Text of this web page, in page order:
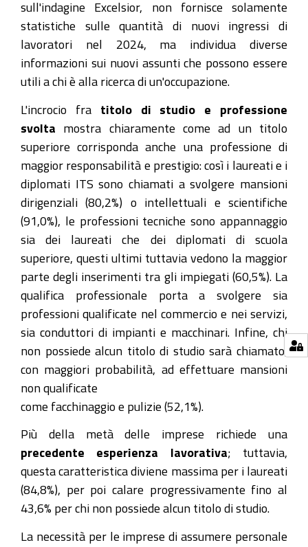
sull'indagine Excelsior, non fornisce solamente
statistiche sulle quantità di nuovi ingressi di
lavoratori nel 2024, ma individua diverse
informazioni sui nuovi assunti che possono essere
utili a chi è alla ricerca di un'occupazione.
L'incrocio fra titolo di studio e professione
svolta mostra chiaramente come ad un titolo
superiore corrisponda anche una professione di
maggior responsabilità e prestigio: così i laureati e i
diplomati ITS sono chiamati a svolgere mansioni
dirigenziali (80,2%) o intellettuali e scientifiche
(91,0%), le professioni tecniche sono appannaggio
sia dei laureati che dei diplomati di scuola
superiore, questi ultimi tuttavia vedono la maggior
parte degli inserimenti tra gli impiegati (60,5%). La
qualifica professionale porta a svolgere sia
professioni qualificate nel commercio e nei servizi,
sia conduttori di impianti e macchinari. Infine, chi
non possiede alcun titolo di studio sarà chiamato,
con maggiori probabilità, ad effettuare mansioni
non qualificate
come facchinaggio e pulizie (52,1%).
Più della metà delle imprese richiede una
precedente esperienza lavorativa; tuttavia,
questa caratteristica diviene massima per i laureati
(84,8%), per poi calare progressivamente fino al
43,6% per chi non possiede alcun titolo di studio.
La necessità per le imprese di assumere personale